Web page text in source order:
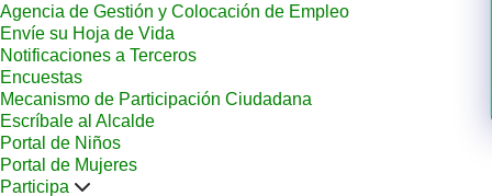
Agencia de Gestión y Colocación de Empleo
Envíe su Hoja de Vida
Notificaciones a Terceros
Encuestas
Mecanismo de Participación Ciudadana
Escríbale al Alcalde
Portal de Niños
Portal de Mujeres
Participa